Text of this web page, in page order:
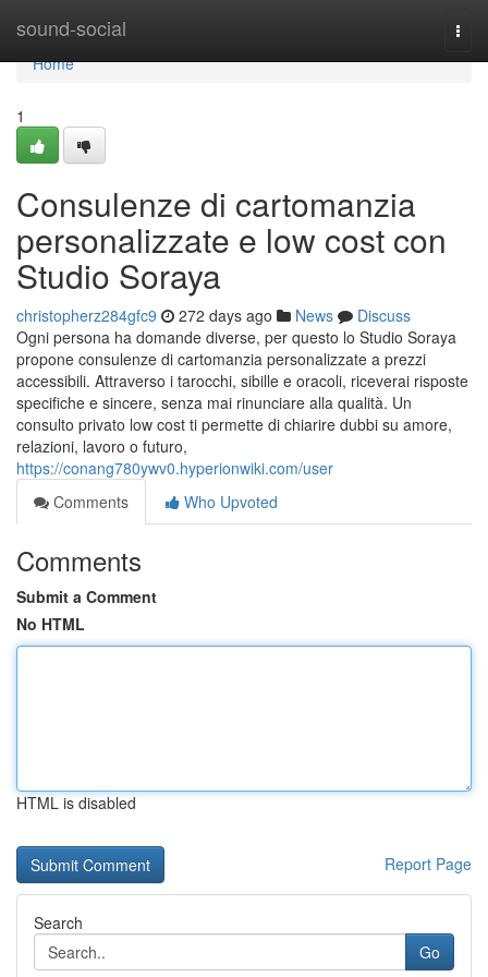
sound-social
Home
Home
1
Consulenze di cartomanzia
personalizzate e low cost con
Studio Soraya
christopherz284gfc9 272 days ago News
Discuss
Ogni persona ha domande diverse, per questo lo Studio Soraya
propone consulenze di cartomanzia personalizzate a prezzi
accessibili. Attraverso i tarocchi, sibille e oracoli, riceverai risposte
specifiche e sincere, senza mai rinunciare alla qualità. Un
consulto privato low cost ti permette di chiarire dubbi su amore,
relazioni, lavoro o futuro,
https://conang780ywv0.hyperionwiki.com/user
Comments
Who Upvoted
Comments
Submit a Comment
No HTML
HTML is disabled
Report Page
Search
Go